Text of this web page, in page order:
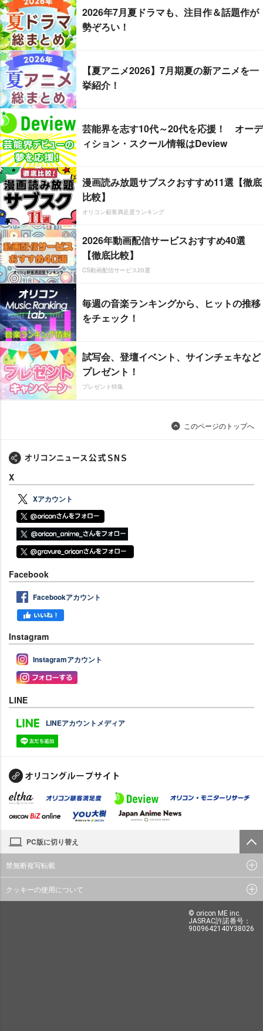
2026年7月夏ドラマも、注目作＆話題作が
勢ぞろい！
【夏アニメ2026】7月期夏の新アニメを一
挙紹介！
芸能界を志す10代～20代を応援！ オーデ
ィション・スクール情報はDeview
漫画読み放題サブスクおすすめ11選【徹底
比較】
オリコン顧客満足度ランキング
2026年動画配信サービスおすすめ40選
【徹底比較】
CS動画配信サービス20選
毎週の音楽ランキングから、ヒットの推移
をチェック！
試写会、登壇イベント、サインチェキなど
プレゼント！
プレゼント特集
このページのトップへ
X
Xアカウント
Facebook
Facebookアカウント
Instagram
Instagramアカウント
LINE
LINEアカウントメディア
PC版に切り替え
禁無断複写転載
クッキーの使用について
© oricon ME inc.
JASRAC許諾番号：
9009642140Y38026